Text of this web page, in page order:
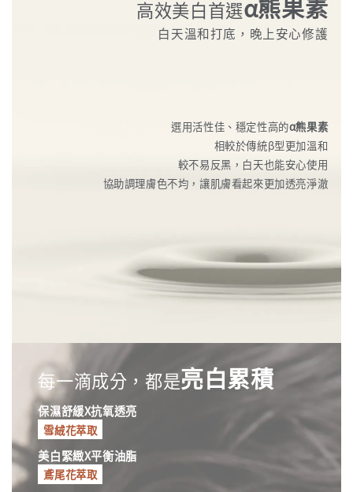
高效美白首選α熊果素
白天溫和打底，晚上安心修護
選用活性佳、穩定性高的α熊果素
相較於傳統β型更加溫和
較不易反黑，白天也能安心使用
協助調理膚色不均，讓肌膚看起來更加透亮淨澈
每一滴成分，都是亮白累積
保濕舒緩X抗氧透亮
雪絨花萃取
美白緊緻X平衡油脂
鳶尾花萃取